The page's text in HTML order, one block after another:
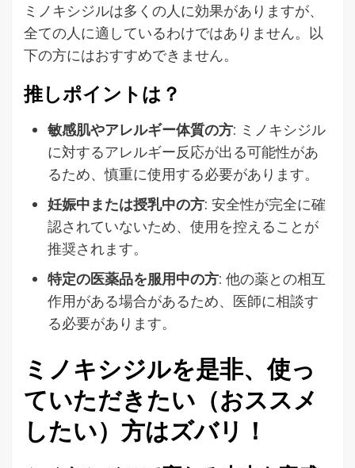
ミノキシジルは多くの人に効果がありますが、
全ての人に適しているわけではありません。以
下の方にはおすすめできません。
推しポイントは？
敏感肌やアレルギー体質の方: ミノキシジル
に対するアレルギー反応が出る可能性があ
るため、慎重に使用する必要があります。
妊娠中または授乳中の方: 安全性が完全に確
認されていないため、使用を控えることが
推奨されます。
特定の医薬品を服用中の方: 他の薬との相互
作用がある場合があるため、医師に相談す
る必要があります。
ミノキシジルを是非、使っ
ていただきたい（おススメ
したい）方はズバリ！